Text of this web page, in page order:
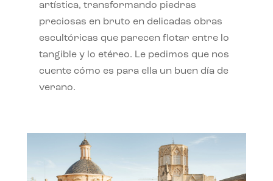
artística, transformando piedras
preciosas en bruto en delicadas obras
escultóricas que parecen flotar entre lo
tangible y lo etéreo. Le pedimos que nos
cuente cómo es para ella un buen día de
verano.